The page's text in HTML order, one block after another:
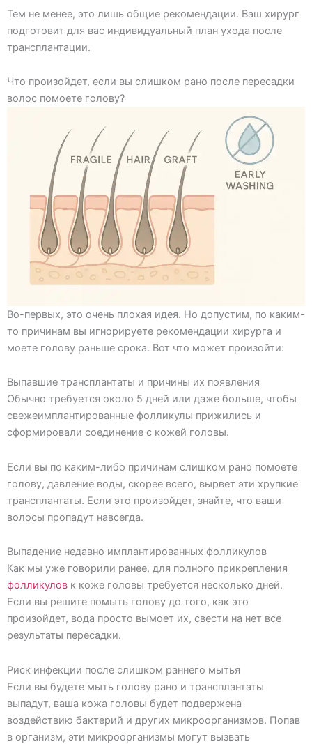
Тем не менее, это лишь общие рекомендации. Ваш хирург
подготовит для вас индивидуальный план ухода после
трансплантации.
Что произойдет, если вы слишком рано после пересадки
волос помоете голову?
Во-первых, это очень плохая идея. Но допустим, по каким-
то причинам вы игнорируете рекомендации хирурга и
моете голову раньше срока. Вот что может произойти:
Выпавшие трансплантаты и причины их появления
Обычно требуется около 5 дней или даже больше, чтобы
свежеимплантированные фолликулы прижились и
сформировали соединение с кожей головы.
Если вы по каким-либо причинам слишком рано помоете
голову, давление воды, скорее всего, вырвет эти хрупкие
трансплантаты. Если это произойдет, знайте, что ваши
волосы пропадут навсегда.
Выпадение недавно имплантированных фолликулов
Как мы уже говорили ранее, для полного прикрепления
фолликулов к коже головы требуется несколько дней.
Если вы решите помыть голову до того, как это
произойдет, вода просто вымоет их, свести на нет все
результаты пересадки.
Риск инфекции после слишком раннего мытья
Если вы будете мыть голову рано и трансплантаты
выпадут, ваша кожа головы будет подвержена
воздействию бактерий и других микроорганизмов. Попав
в организм, эти микроорганизмы могут вызвать